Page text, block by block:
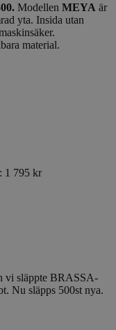
Modellen MEYA är
yta. Insida utan
material.
1 795 kr
vi släppte BRASSA-
Nu släpps 500st nya.